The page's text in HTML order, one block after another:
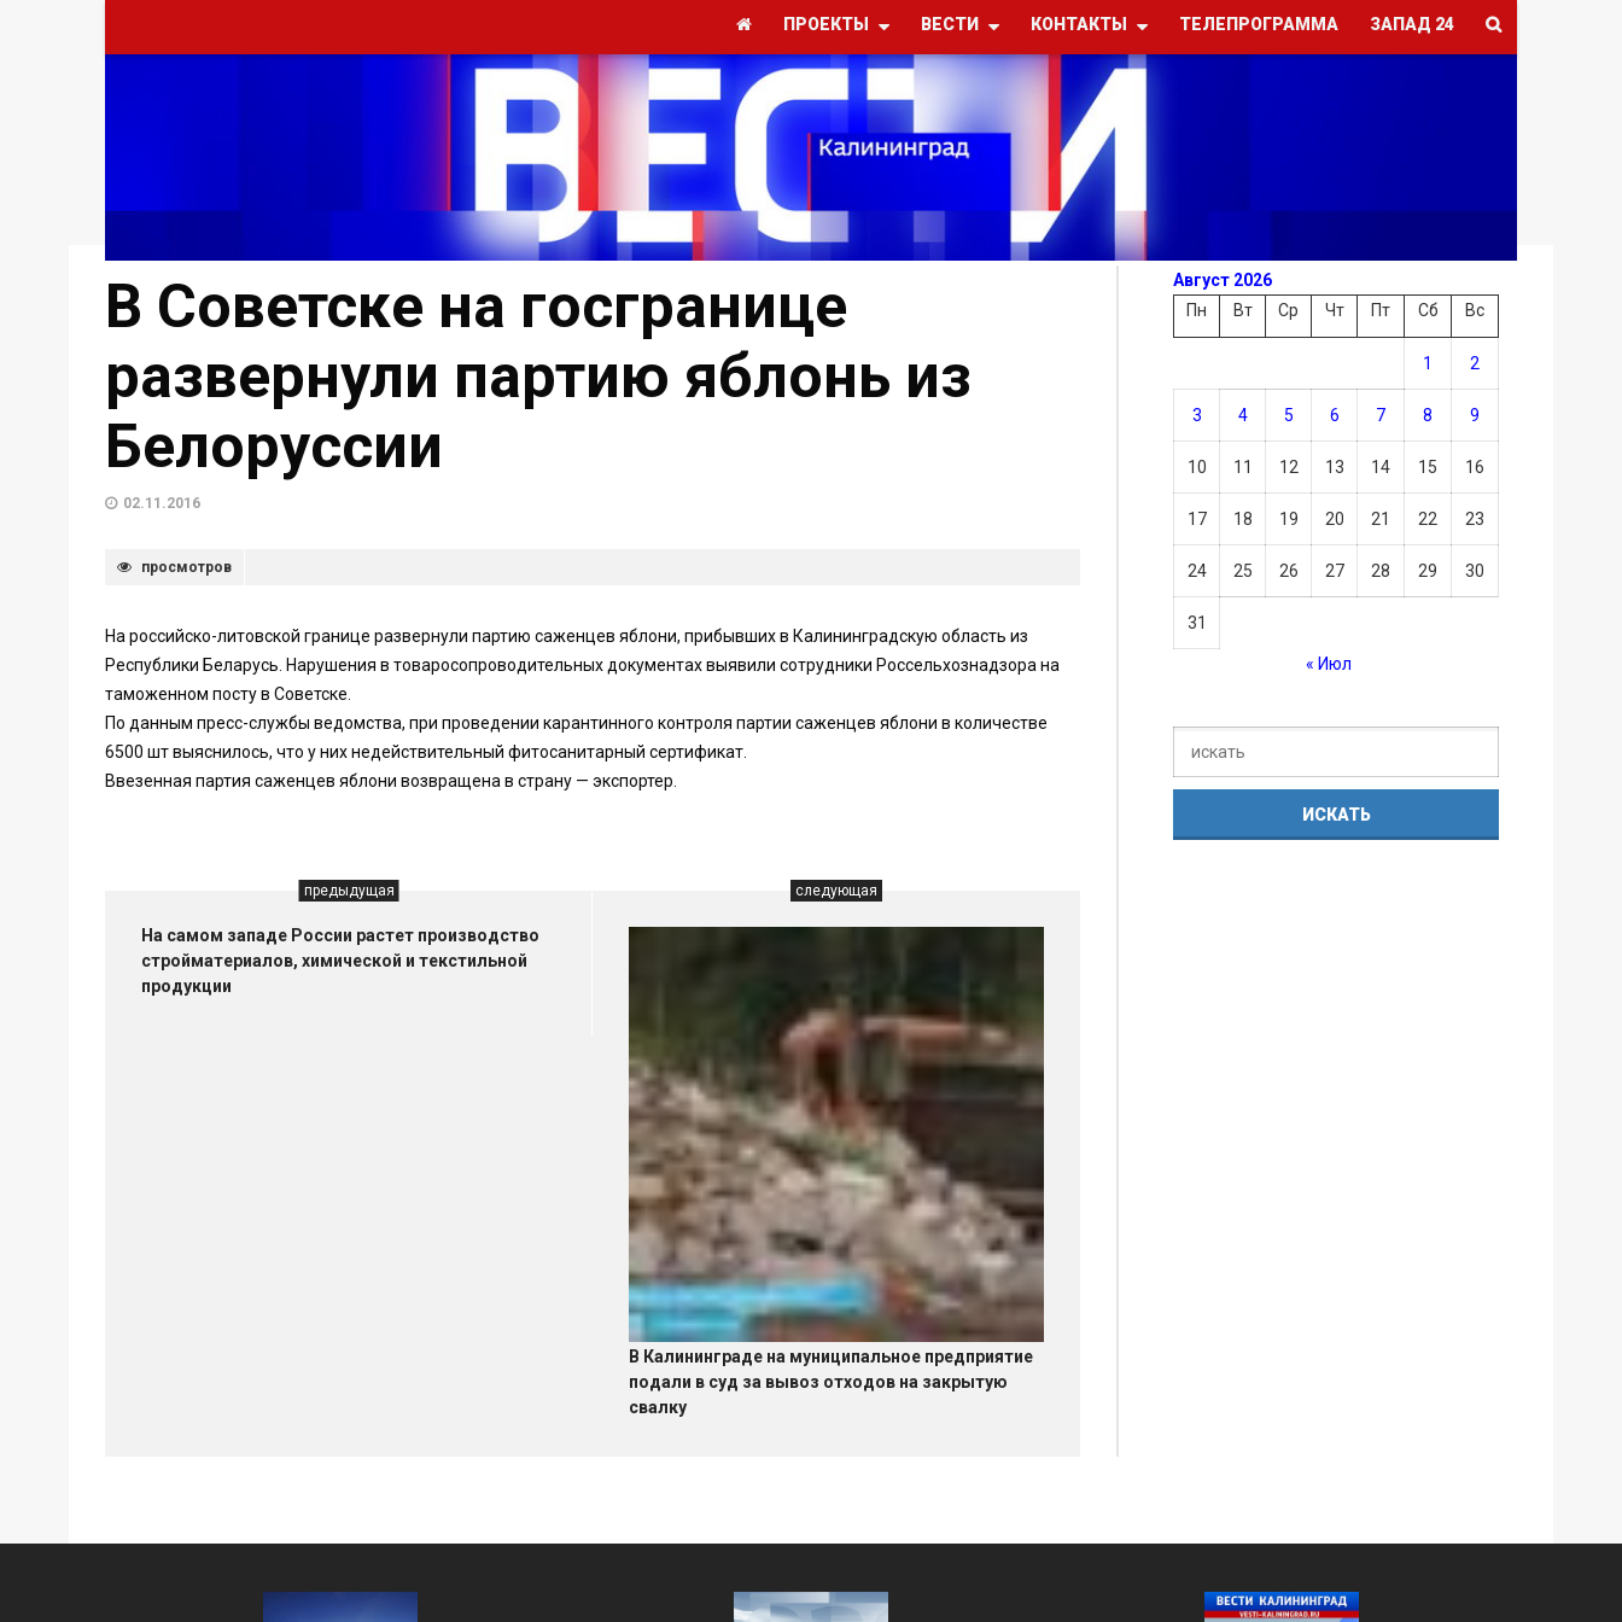
ПРОЕКТЫ ВЕСТИ КОНТАКТЫ ТЕЛЕПРОГРАММА ЗАПАД 24
В Советске на госгранице
развернули партию яблонь из
Белоруссии
02.11.2016
просмотров
На российско-литовской границе развернули партию саженцев яблони, прибывших в Калининградскую область из
Республики Беларусь. Нарушения в товаросопроводительных документах выявили сотрудники Россельхознадзора на
таможенном посту в Советске.
По данным пресс-службы ведомства, при проведении карантинного контроля партии саженцев яблони в количестве
6500 шт выяснилось, что у них недействительный фитосанитарный сертификат.
Ввезенная партия саженцев яблони возвращена в страну — экспортер.
предыдущая
На самом западе России растет производство
стройматериалов, химической и текстильной
продукции
следующая
В Калининграде на муниципальное предприятие
подали в суд за вывоз отходов на закрытую
свалку
Август 2026
Пн
Вт Ср Чт Пт Сб Вс
1 2
3 4 5 6 7 8 9
10 11 12 13 14 15 16
17 18 19 20 21 22 23
24 25 26 27 28 29 30
31
« Июл